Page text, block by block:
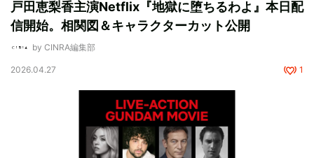
戸田恵梨香主演Netflix『地獄に堕ちるわよ』本日配
信開始。相関図＆キャラクターカット公開
by CINRA編集部
2026.04.27 1